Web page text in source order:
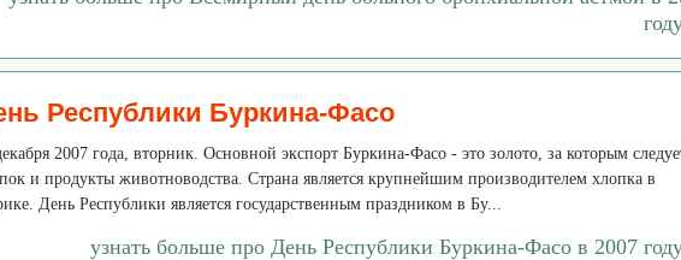
Республики Буркина-Фасо
2007 года, вторник. Основной экспорт Буркина-Фасо - это золото, за которым
и продукты животноводства. Страна является крупнейшим производителем хлопка в
День Республики является государственным праздником в Бу...
узнать больше про День Республики Буркина-Фасо в 2007